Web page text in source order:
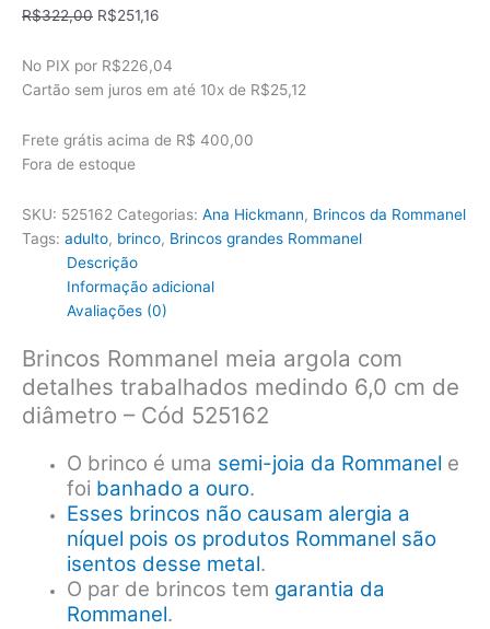
R$322,00 O
original
era:
R$251,16
atual
é:
No PIX por R$226,04
Cartão sem juros em até 10x de R$25,12
Frete grátis acima de R$ 400,00
Fora de estoque
SKU: 525162 Categorias: Ana Hickmann, Brincos da Rommanel
Tags: adulto, brinco, Brincos grandes Rommanel
Descrição
Informação adicional
Avaliações (0)
Brincos Rommanel meia argola com
detalhes trabalhados medindo 6,0 cm de
diâmetro – Cód 525162
O brinco é uma semi-joia da Rommanel e
foi banhado a ouro.
Esses brincos não causam alergia a
níquel pois os produtos Rommanel são
isentos desse metal.
O par de brincos tem garantia da
Rommanel.